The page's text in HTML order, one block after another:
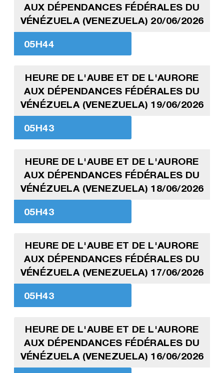
AUX DÉPENDANCES FÉDÉRALES DU
VÉNÉZUELA (VENEZUELA) 20/06/2026
05H44
HEURE DE L'AUBE ET DE L'AURORE
AUX DÉPENDANCES FÉDÉRALES DU
VÉNÉZUELA (VENEZUELA) 19/06/2026
05H43
HEURE DE L'AUBE ET DE L'AURORE
AUX DÉPENDANCES FÉDÉRALES DU
VÉNÉZUELA (VENEZUELA) 18/06/2026
05H43
HEURE DE L'AUBE ET DE L'AURORE
AUX DÉPENDANCES FÉDÉRALES DU
VÉNÉZUELA (VENEZUELA) 17/06/2026
05H43
HEURE DE L'AUBE ET DE L'AURORE
AUX DÉPENDANCES FÉDÉRALES DU
VÉNÉZUELA (VENEZUELA) 16/06/2026